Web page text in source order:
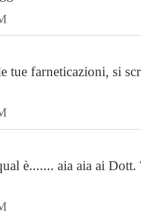
tue farneticazioni, si
è....... aia aia ai